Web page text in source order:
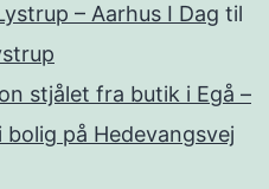
– Aarhus I Dag til
stjålet fra butik i Egå –
bolig på Hedevangsvej